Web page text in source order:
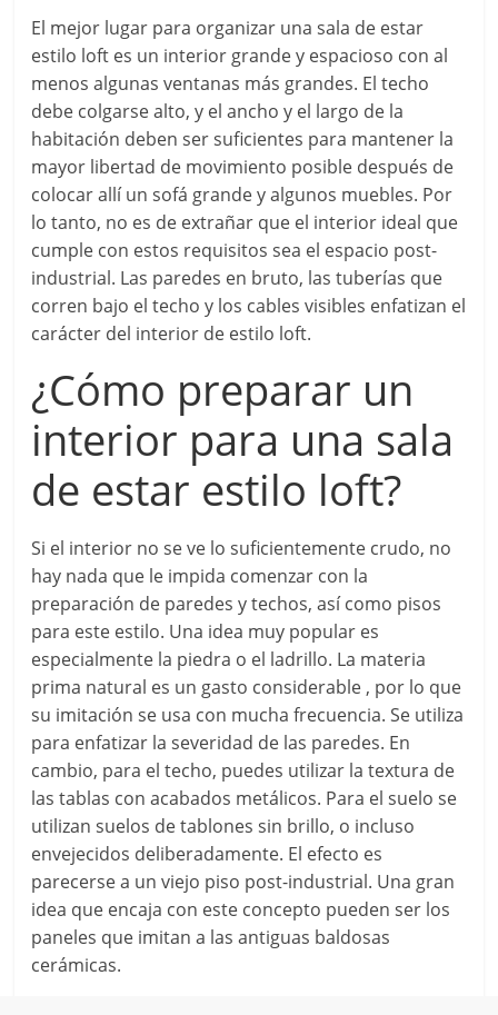
El mejor lugar para organizar una sala de estar
estilo loft es un interior grande y espacioso con al
menos algunas ventanas más grandes. El techo
debe colgarse alto, y el ancho y el largo de la
habitación deben ser suficientes para mantener la
mayor libertad de movimiento posible después de
colocar allí un sofá grande y algunos muebles. Por
lo tanto, no es de extrañar que el interior ideal que
cumple con estos requisitos sea el espacio post-
industrial. Las paredes en bruto, las tuberías que
corren bajo el techo y los cables visibles enfatizan el
carácter del interior de estilo loft.
¿Cómo preparar un
interior para una sala
de estar estilo loft?
Si el interior no se ve lo suficientemente crudo, no
hay nada que le impida comenzar con la
preparación de paredes y techos, así como pisos
para este estilo. Una idea muy popular es
especialmente la piedra o el ladrillo. La materia
prima natural es un gasto considerable , por lo que
su imitación se usa con mucha frecuencia. Se utiliza
para enfatizar la severidad de las paredes. En
cambio, para el techo, puedes utilizar la textura de
las tablas con acabados metálicos. Para el suelo se
utilizan suelos de tablones sin brillo, o incluso
envejecidos deliberadamente. El efecto es
parecerse a un viejo piso post-industrial. Una gran
idea que encaja con este concepto pueden ser los
paneles que imitan a las antiguas baldosas
cerámicas.